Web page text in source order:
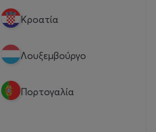
Κροατία
Λουξεμβούργο
Πορτογαλία